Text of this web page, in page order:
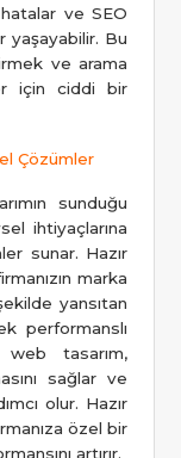
ve SEO
yaşayabilir. Bu
ve arama
için ciddi bir
Çözümler
sunduğu
ihtiyaçlarına
sunar. Hazır
marka
yansıtan
performanslı
tasarım,
sağlar ve
olur. Hazır
özel bir
artırır.